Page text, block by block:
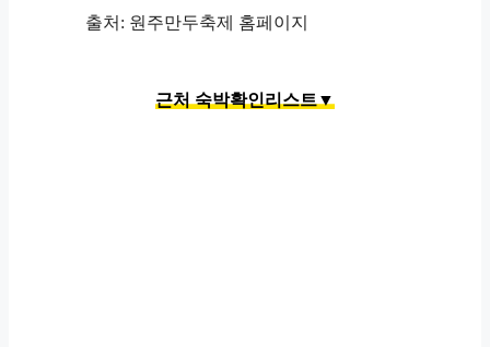
출처: 원주만두축제 홈페이지
근처 숙박확인리스트▼